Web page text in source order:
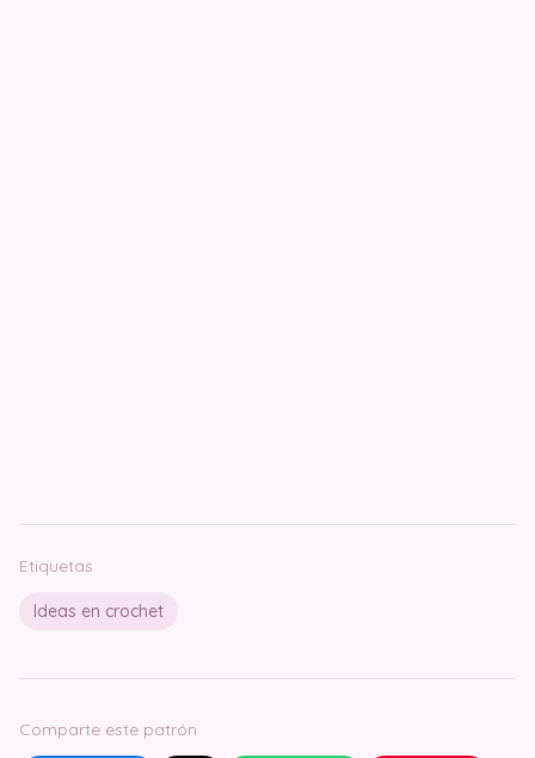
Etiquetas
Ideas en crochet
Comparte este patrón